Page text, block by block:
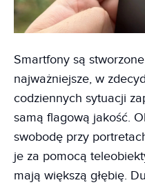
Smartfony są
najważniejsze, w
codziennych sytuacji
samą flagową jakość.
swobodę przy
je za pomocą
mają większą głębię.